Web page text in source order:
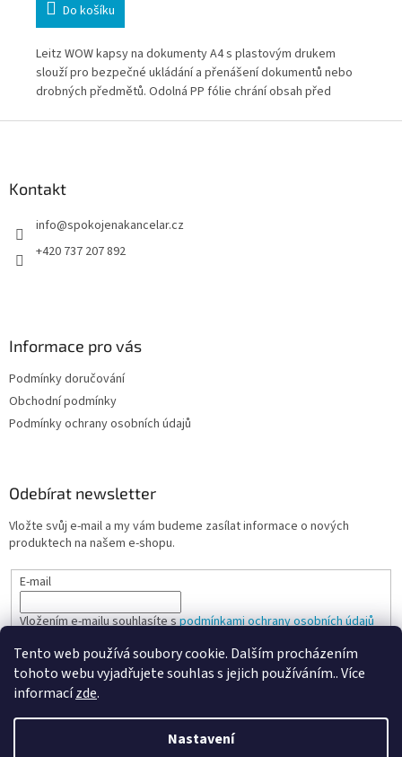
Tento web používá soubory cookie. Dalším procházením
tohoto webu vyjadřujete souhlas s jejich používáním.. Více
informacízde.
Nastavení
Do košíku
Leitz WOW kapsy na dokumenty A4 s plastovým drukem
slouží pro bezpečné ukládání a přenášení dokumentů nebo
drobných předmětů. Odolná PP fólie chrání obsah před
Kontakt
info@spokojenakancelar.cz
+420 737 207 892
Informace pro vás
Podmínky doručování
Obchodní podmínky
Podmínky ochrany osobních údajů
Odebírat newsletter
Vložte svůj e-mail a my vám budeme zasílat informace o nových
produktech na našem e-shopu.
E-mail
Vložením e-mailu souhlasíte spodmínkami ochrany osobních údajů
PŘIHLÁSIT SE
Vytvořil Shoptet